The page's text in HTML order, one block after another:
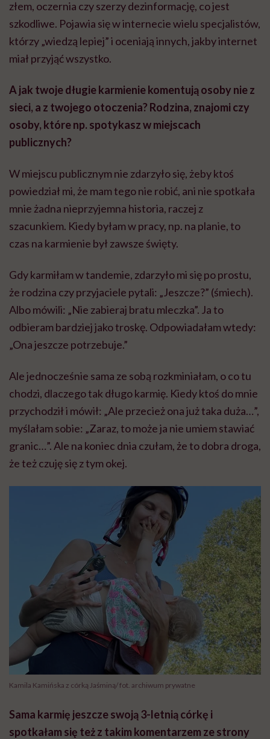
złem, oczernia czy szerzy dezinformację, co jest
szkodliwe. Pojawia się w internecie wielu specjalistów,
którzy „wiedzą lepiej” i oceniają innych, jakby internet
miał przyjąć wszystko.
A jak twoje długie karmienie komentują osoby nie z
sieci, a z twojego otoczenia? Rodzina, znajomi czy
osoby, które np. spotykasz w miejscach
publicznych?
W miejscu publicznym nie zdarzyło się, żeby ktoś
powiedział mi, że mam tego nie robić, ani nie spotkała
mnie żadna nieprzyjemna historia, raczej z
szacunkiem. Kiedy byłam w pracy, np. na planie, to
czas na karmienie był zawsze święty.
Gdy karmiłam w tandemie, zdarzyło mi się po prostu,
że rodzina czy przyjaciele pytali: „Jeszcze?” (śmiech).
Albo mówili: „Nie zabieraj bratu mleczka”. Ja to
odbieram bardziej jako troskę. Odpowiadałam wtedy:
„Ona jeszcze potrzebuje.”
Ale jednocześnie sama ze sobą rozkminiałam, o co tu
chodzi, dlaczego tak długo karmię. Kiedy ktoś do mnie
przychodził i mówił: „Ale przecież ona już taka duża…”,
myślałam sobie: „Zaraz, to może ja nie umiem stawiać
granic…”. Ale na koniec dnia czułam, że to dobra droga,
że też czuję się z tym okej.
Kamila Kamińska z córką Jaśminą/ fot. archiwum prywatne
Sama karmię jeszcze swoją 3-letnią córkę i
spotkałam się też z takim komentarzem ze strony